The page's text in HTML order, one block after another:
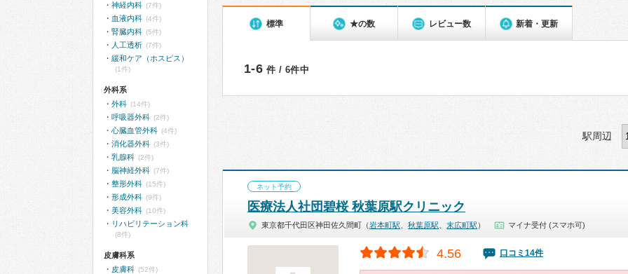
標準 ★の数 レビュー数 新着・更新
1-6 件 / 6件中
駅周辺
ネット予約
医療法人社団碧桜 秋葉原駅クリニック
東京都千代田区神田佐久間町（岩本町駅 秋葉原駅 末広町駅 ） マイナ受付 (スマホ可)
4.56 口コミ14件
神経内科 (7件)
血液内科 (4件)
腎臓内科 (5件)
人工透析 (7件)
緩和ケア（ホスピス）
(1件)
外科系
外科 (14件)
呼吸器外科 (2件)
心臓血管外科 (4件)
消化器外科 (3件)
乳腺科 (2件)
脳神経外科 (7件)
整形外科 (15件)
形成外科 (9件)
美容外科 (10件)
リハビリテーション科
(8件)
皮膚科系
皮膚科 (52件)